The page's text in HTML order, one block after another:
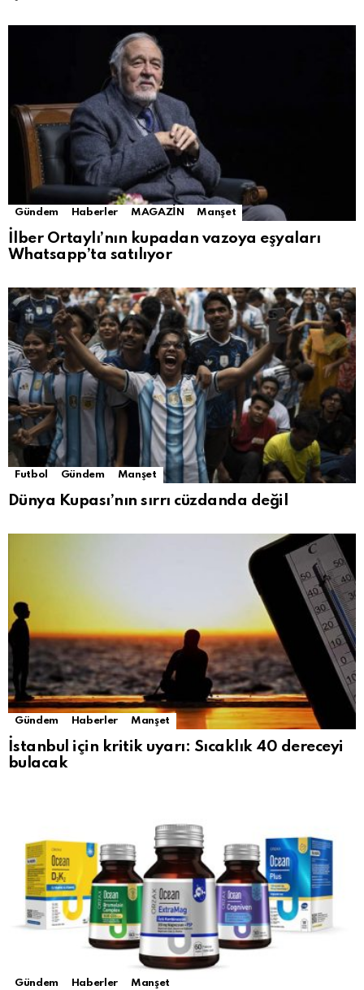
Gündem Haberler MAGAZİN Manşet
İlber Ortaylı’nın kupadan vazoya eşyaları
Whatsapp’ta satılıyor
Futbol Gündem Manşet
Dünya Kupası’nın sırrı cüzdanda değil
Gündem Haberler Manşet
İstanbul için kritik uyarı: Sıcaklık 40 dereceyi
bulacak
Gündem Haberler Manşet